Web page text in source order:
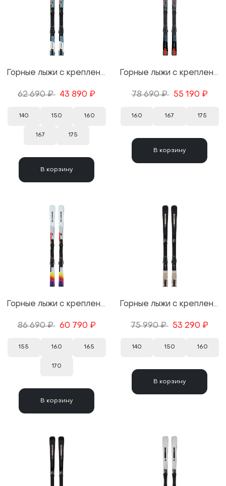
Горные лыжи с креплениями Salomon S/Max 6 + M 10 GW 25/26
62 690 ₽ 43 890 ₽
140 150 160
167 175
В корзину
Горные лыжи с креплениями Salomon S/Max 6 XT + M 10 GW 25/26
78 690 ₽ 55 190 ₽
160 167 175
В корзину
Горные лыжи с креплениями Salomon S/Max Endurance + M 10 GW 25/26
86 690 ₽ 60 790 ₽
155 160 165
170
В корзину
Горные лыжи с креплениями Salomon S/Max №6 XT + M10 GW 25/26
75 990 ₽ 53 290 ₽
140 150 160
В корзину